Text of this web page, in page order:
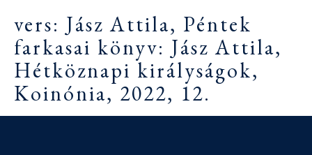
vers: Jász Attila, Péntek
farkasai könyv: Jász Attila,
Hétköznapi királyságok,
Koinónia, 2022, 12.